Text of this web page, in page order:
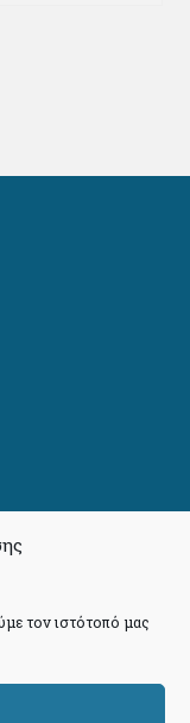
τον ιστότοπό μας
με το